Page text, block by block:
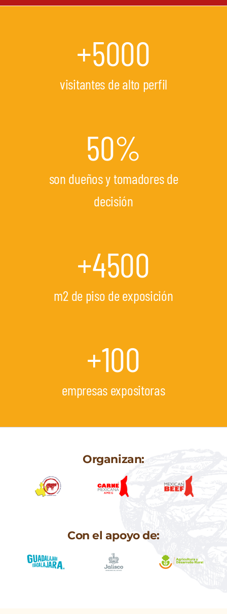
+5000
visitantes de alto perfil
50%
son dueños y tomadores de
decisión
+4500
m2 de piso de exposición
+100
empresas expositoras
Organizan:
Con el apoyo de: